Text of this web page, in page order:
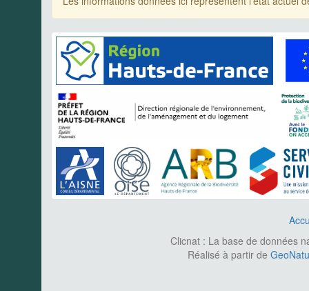
Clicnat : La base de données
Réalisé à partir de